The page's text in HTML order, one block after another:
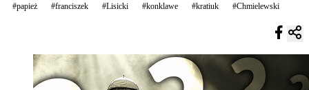
#papież #franciszek #Lisicki #konklawe #kratiuk #Chmielewski